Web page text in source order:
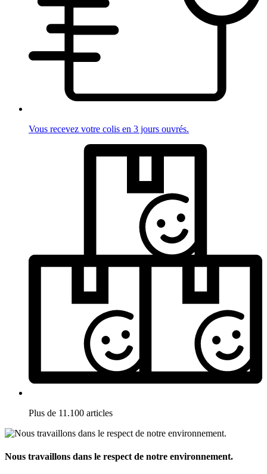
Vous recevez votre colis en 3 jours ouvrés.
Plus de 11.100 articles
Nous travaillons dans le respect de notre environnement.